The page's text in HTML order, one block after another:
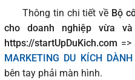
Thông tin chi tiết về Bộ
cho doanh nghiệp vừa
https://startUpDuKich.com =>
MARKETING DU KÍCH
bên tay phải màn hình.